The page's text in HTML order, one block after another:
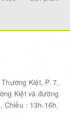
Kiệt, P. 7,
Kiệt và đường
Chiều : 13h-16h,